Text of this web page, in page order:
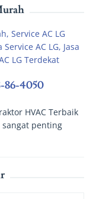
86-4050
HVAC Terbaik
sangat penting